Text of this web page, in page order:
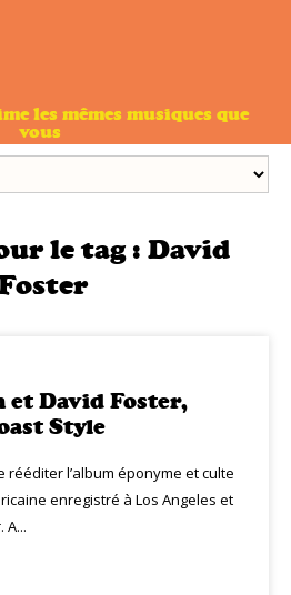
les mêmes musiques que
vous
le tag : David
et David Foster,
Style
rééditer l’album éponyme et culte
enregistré à Los Angeles et
A...